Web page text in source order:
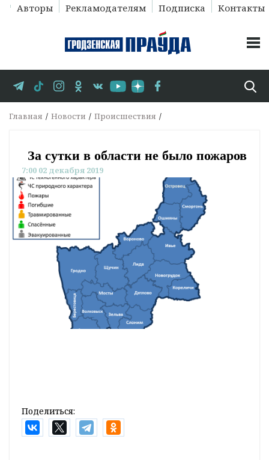
Авторы Рекламодателям Подписка Контакты
Главная Новости Происшествия
За сутки в области не было пожаров
7:00 02 декабря 2019
Поделиться: